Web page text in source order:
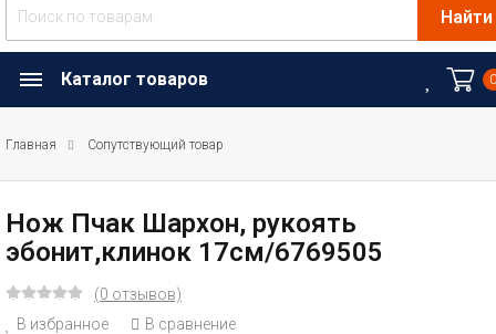
Найти
Каталог товаров
Главная Сопутствующий товар
Нож Пчак Шархон, рукоять
эбонит,клинок 17см/6769505
(0 отзывов)
В избранное
В сравнение